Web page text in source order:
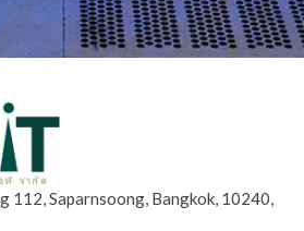
112, Saparnsoong, Bangkok, 10240,